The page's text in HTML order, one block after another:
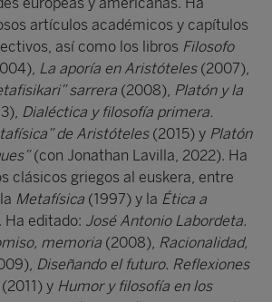
artículos académicos y capítulos
así como los libros Filosofo
La aporía en Aristóteles(2007),
sarrera (2008), Platón y la
Dialéctica y filosofía primera.
de Aristóteles(2015) y Platón
(con Jonathan Lavilla, 2022). Ha
clásicos griegos al euskera, entre
Metafísica (1997) y la Ética a
editado: José Antonio Labordeta.
memoria (2008), Racionalidad,
Diseñando el futuro. Reflexiones
(2011) y Humor y filosofía en los